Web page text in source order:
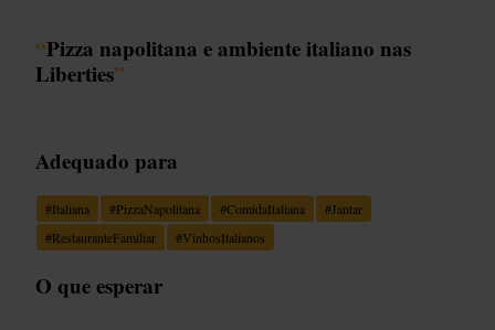
“Pizza napolitana e ambiente italiano nas
Liberties”
Adequado para
#Italiana #PizzaNapolitana #ComidaItaliana #Jantar
#RestauranteFamiliar #VinhosItalianos
O que esperar